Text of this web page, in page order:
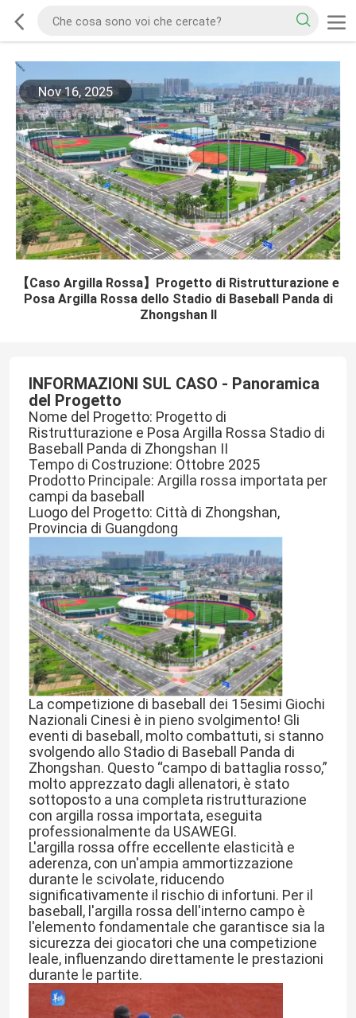
Nov 16, 2025
【Caso Argilla Rossa】Progetto di Ristrutturazione e
Posa Argilla Rossa dello Stadio di Baseball Panda di
Zhongshan II
INFORMAZIONI SUL CASO - Panoramica
del Progetto
Nome del Progetto: Progetto di
Ristrutturazione e Posa Argilla Rossa Stadio di
Baseball Panda di Zhongshan II
Tempo di Costruzione: Ottobre 2025
Prodotto Principale: Argilla rossa importata per
campi da baseball
Luogo del Progetto: Città di Zhongshan,
Provincia di Guangdong
La competizione di baseball dei 15esimi Giochi
Nazionali Cinesi è in pieno svolgimento! Gli
eventi di baseball, molto combattuti, si stanno
svolgendo allo Stadio di Baseball Panda di
Zhongshan. Questo “campo di battaglia rosso,”
molto apprezzato dagli allenatori, è stato
sottoposto a una completa ristrutturazione
con argilla rossa importata, eseguita
professionalmente da USAWEGI.
L'argilla rossa offre eccellente elasticità e
aderenza, con un'ampia ammortizzazione
durante le scivolate, riducendo
significativamente il rischio di infortuni. Per il
baseball, l'argilla rossa dell'interno campo è
l'elemento fondamentale che garantisce sia la
sicurezza dei giocatori che una competizione
leale, influenzando direttamente le prestazioni
durante le partite.